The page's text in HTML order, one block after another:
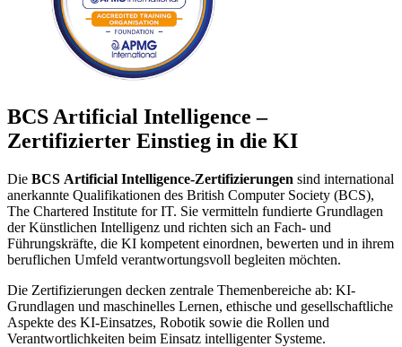
BCS Artificial Intelligence –
Zertifizierter Einstieg in die KI
Die BCS Artificial Intelligence-Zertifizierungen sind international
anerkannte Qualifikationen des British Computer Society (BCS),
The Chartered Institute for IT. Sie vermitteln fundierte Grundlagen
der Künstlichen Intelligenz und richten sich an Fach- und
Führungskräfte, die KI kompetent einordnen, bewerten und in ihrem
beruflichen Umfeld verantwortungsvoll begleiten möchten.
Die Zertifizierungen decken zentrale Themenbereiche ab: KI-
Grundlagen und maschinelles Lernen, ethische und gesellschaftliche
Aspekte des KI-Einsatzes, Robotik sowie die Rollen und
Verantwortlichkeiten beim Einsatz intelligenter Systeme.